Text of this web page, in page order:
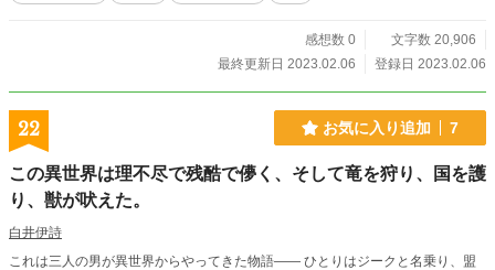
感想数 0
文字数 20,906
最終更新日 2023.02.06
登録日 2023.02.06
22 お気に入り追加 7
この異世界は理不尽で残酷で儚く、そして竜を狩り、国を護
り、獣が吠えた。
白井伊詩
これは三人の男が異世界からやってきた物語―― ひとりはジークと名乗り、盟